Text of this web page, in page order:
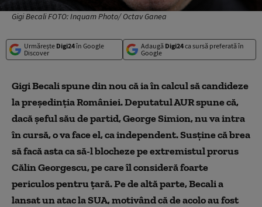
Gigi Becali FOTO: Inquam Photo/ Octav Ganea
Urmărește Digi24în Google
Discover
Adaugă Digi24ca sursă preferată în
Google
Gigi Becali spune din nou că ia în calcul să candideze
la președinția României. Deputatul AUR spune că,
dacă șeful său de partid, George Simion, nu va intra
în cursă, o va face el, ca independent. Susține că brea
să facă asta ca să-l blocheze pe extremistul prorus
Călin Georgescu, pe care îl consideră foarte
periculos pentru țară. Pe de altă parte, Becali a
lansat un atac la SUA, motivând că de acolo au fost